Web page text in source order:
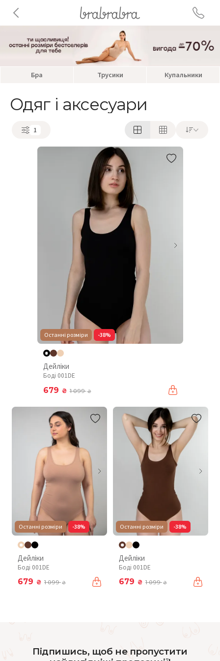
Бра Трусики Купальники
Одяг і аксесуари
1
Останні розміри -38%
Дейліки
Боді 001DE
679 ₴ 1 099₴
Останні розміри -38%
Дейліки
Боді 001DE
679 ₴ 1 099₴
Останні розміри -38%
Дейліки
Боді 001DE
679 ₴ 1 099₴
Підпишись, щоб не пропустити